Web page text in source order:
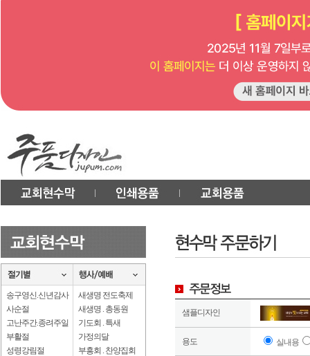
송구영신.신년감사
사순절
고난주간.종려주일
부활절
성령강림절
새생명 전도축제
새생명 . 총동원
기도회 . 특새
가정의달
부흥회 . 찬양집회
샘플디자인
용도 실내용